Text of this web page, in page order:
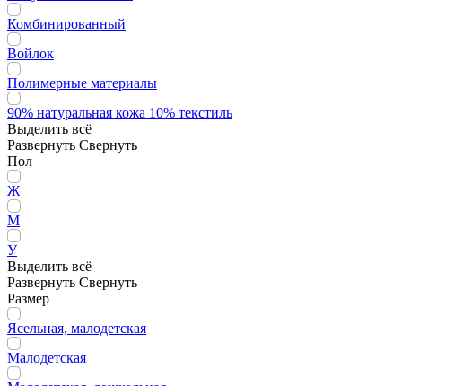
Комбинированный
Войлок
Полимерные материалы
90% натуральная кожа 10% текстиль
Выделить всё
Развернуть Свернуть
Пол
Ж
М
У
Выделить всё
Развернуть Свернуть
Размер
Ясельная, малодетская
Малодетская